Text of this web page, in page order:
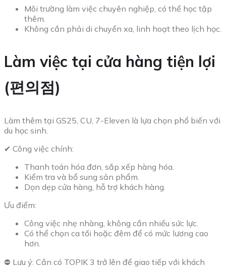
Môi trường làm việc chuyên nghiệp, có thể học tập
thêm.
Không cần phải di chuyển xa, linh hoạt theo lịch học.
Làm việc tại cửa hàng tiện lợi
(편의점)
Làm thêm tại GS25, CU, 7-Eleven là lựa chọn phổ biến với
du học sinh.
✔ Công việc chính:
Thanh toán hóa đơn, sắp xếp hàng hóa.
Kiểm tra và bổ sung sản phẩm.
Dọn dẹp cửa hàng, hỗ trợ khách hàng.
Ưu điểm:
Công việc nhẹ nhàng, không cần nhiều sức lực.
Có thể chọn ca tối hoặc đêm để có mức lương cao
hơn.
⛔ Lưu ý: Cần có TOPIK 3 trở lên để giao tiếp với khách